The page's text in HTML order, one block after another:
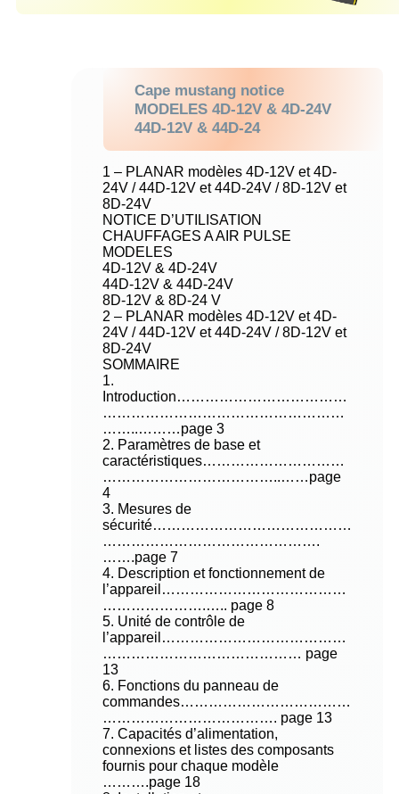
Cape mustang notice
MODELES 4D-12V & 4D-24V
44D-12V & 44D-24
1 – PLANAR modèles 4D-12V et 4D-
24V / 44D-12V et 44D-24V / 8D-12V et
8D-24V
NOTICE D’UTILISATION
CHAUFFAGES A AIR PULSE
MODELES
4D-12V & 4D-24V
44D-12V & 44D-24V
8D-12V & 8D-24 V
2 – PLANAR modèles 4D-12V et 4D-
24V / 44D-12V et 44D-24V / 8D-12V et
8D-24V
SOMMAIRE
1.
Introduction………………………………
……………………………………………
……..………page 3
2. Paramètres de base et
caractéristiques…………………………
………………………………..……page
4
3. Mesures de
sécurité……………………………………
……………………………………….
…….page 7
4. Description et fonctionnement de
l’appareil…………………………………
………………….….. page 8
5. Unité de contrôle de
l’appareil…………………………………
…………………………………… page
13
6. Fonctions du panneau de
commandes………………………………
………………………………. page 13
7. Capacités d’alimentation,
connexions et listes des composants
fournis pour chaque modèle
……….page 18